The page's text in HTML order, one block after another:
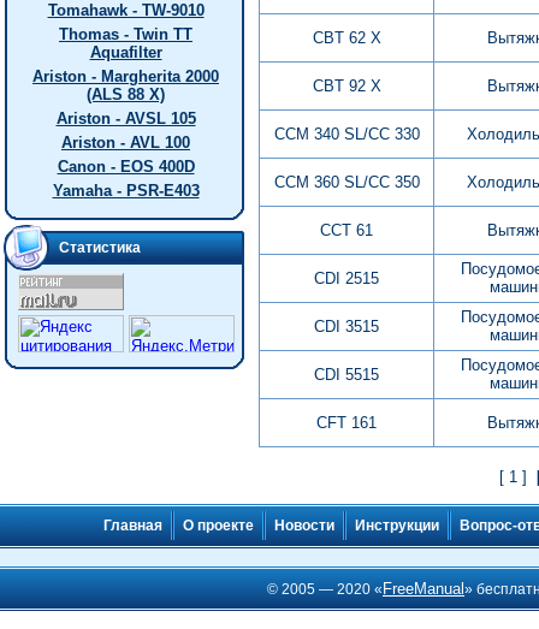
Tomahawk - TW-9010
Thomas - Twin TT
Aquafilter
Ariston - Margherita 2000
(ALS 88 X)
Ariston - AVSL 105
Ariston - AVL 100
Canon - EOS 400D
Yamaha - PSR-E403
Статистика
CBT 62 X
CBT 92 X
CCM 340 SL/CC 330
CCM 360 SL/CC 350
CCT 61
CDI 2515
CDI 3515
CDI 5515
CFT 161
[ 1 ]
Главная О проекте Новости Инструкции Вопрос-
© 2005 — 2020 « FreeManual»